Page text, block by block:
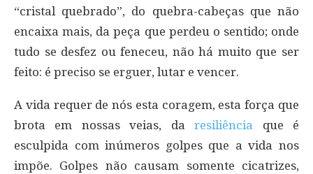
“cristal quebrado”, do quebra-cabeças que não
encaixa mais, da peça que perdeu o sentido; onde
tudo se desfez ou feneceu, não há muito que ser
feito: é preciso se erguer, lutar e vencer.
A vida requer de nós esta coragem, esta força que
brota em nossas veias, daresiliência que é
esculpida com inúmeros golpes que a vida nos
impõe. Golpes não causam somente cicatrizes,